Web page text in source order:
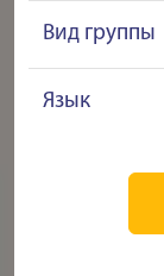
Вид группы
Язык